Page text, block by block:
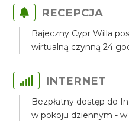
RECEPCJA
Bajeczny Cypr Willa
wirtualną czynną 24
INTERNET
Bezpłatny dostęp do
w pokoju dziennym - w